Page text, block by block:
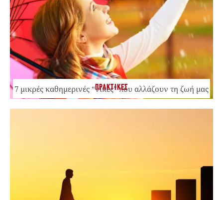
ΠΡΑΚΤΙΚΕΣ
7 μικρές καθημερινές “νίκες” που αλλάζουν τη ζωή μας